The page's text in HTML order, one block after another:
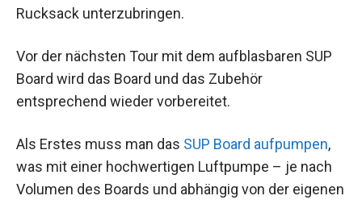
Rucksack unterzubringen.
Vor der nächsten Tour mit dem aufblasbaren SUP
Board wird das Board und das Zubehör
entsprechend wieder vorbereitet.
Als Erstes muss man das SUP Board aufpumpen,
was mit einer hochwertigen Luftpumpe – je nach
Volumen des Boards und abhängig von der eigenen